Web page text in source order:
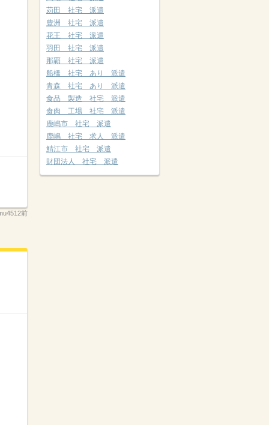
前
苅田 社宅 派遣
豊洲 社宅 派遣
花王 社宅 派遣
羽田 社宅 派遣
那覇 社宅 派遣
船橋 社宅 あり 派遣
青森 社宅 あり 派遣
食品 製造 社宅 派遣
食肉 工場 社宅 派遣
鹿嶋市 社宅 派遣
鹿嶋 社宅 求人 派遣
鯖江市 社宅 派遣
財団法人 社宅 派遣